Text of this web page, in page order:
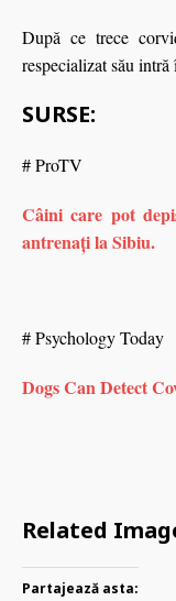
După ce trece
respecializat său intră
SURSE:
# ProTV
Câini care pot
antrenați la Sibiu.
# Psychology Today
Dogs Can Detect
Related
Partajează asta: